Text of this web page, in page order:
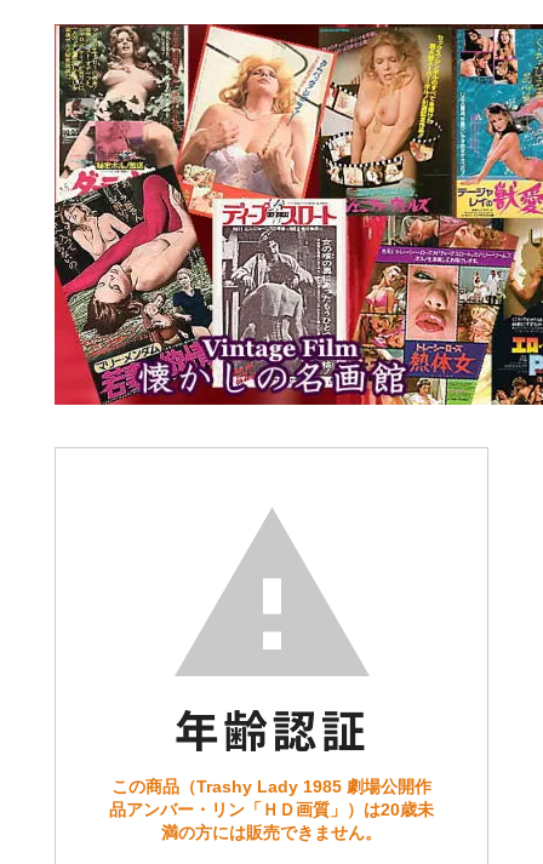
この商品（Trashy Lady 1985 劇場公開作
品アンバー・リン「ＨＤ画質」）は20歳未
満の方には販売できません。